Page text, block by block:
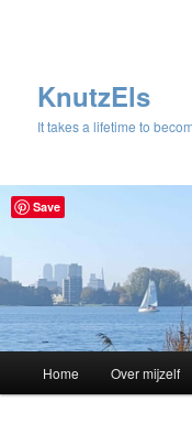
KnutzEls
It takes a lifetime to
Skip
Home Over mijzelf
Save